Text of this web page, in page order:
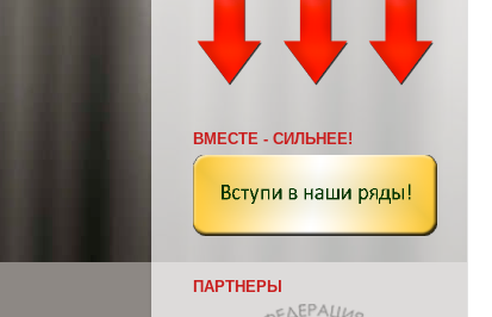
ВМЕСТЕ - СИЛЬНЕЕ!
ПАРТНЕРЫ